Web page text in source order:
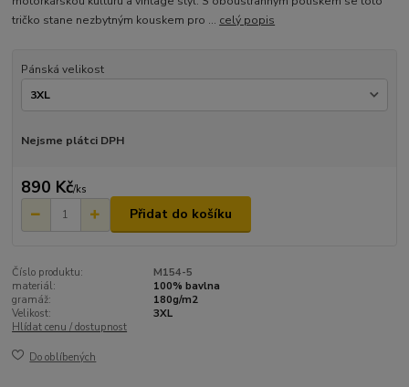
tričko stane nezbytným kouskem pro ... celý popis
Pánská velikost
Nejsme plátci DPH
890 Kč/ks
Přidat do košíku
Číslo produktu:
M154-5
materiál:
100% bavlna
gramáž:
180g/m2
Velikost:
3XL
Hlídat cenu / dostupnost
Do oblíbených